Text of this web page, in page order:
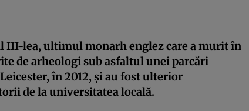
III-lea, ultimul monarh englez care a murit în
de arheologi sub asfaltul unei parcări
în 2012, şi au fost ulterior
de la universitatea locală.